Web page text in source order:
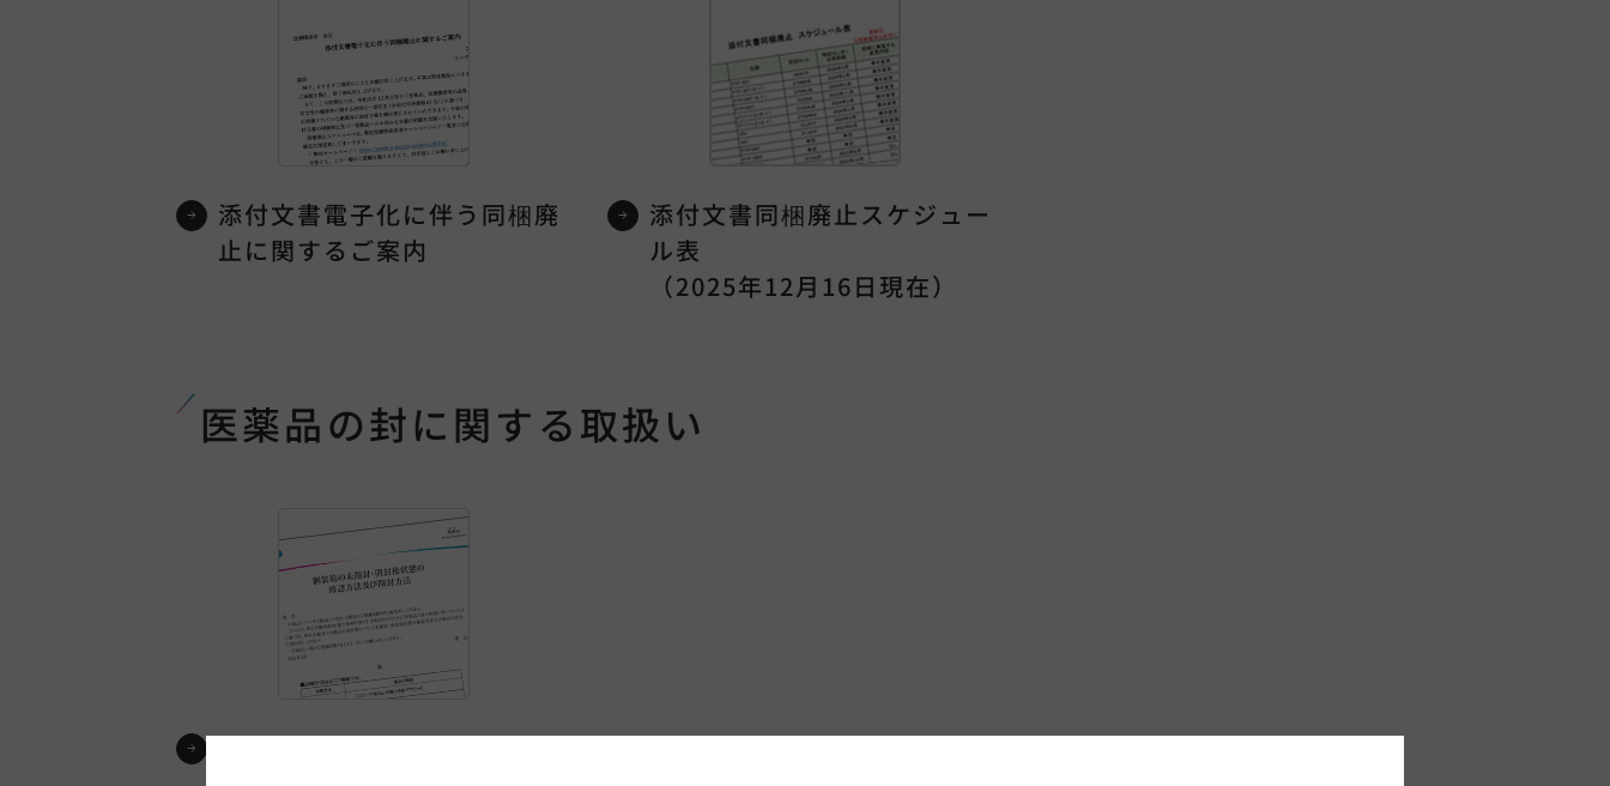
添付文書電子化に伴う同梱廃
止に関するご案内
添付文書同梱廃止スケジュー
ル表
（2025年12月16日現在）
医薬品の封に関する取扱い
医薬品の封に関する取扱い